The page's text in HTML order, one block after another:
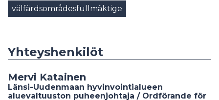
välfärdsområdesfullmäktige
Yhteyshenkilöt
Mervi Katainen
Länsi-Uudenmaan hyvinvointialueen
aluevaltuuston puheenjohtaja / Ordförande för